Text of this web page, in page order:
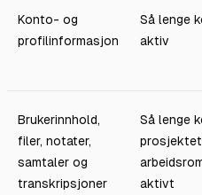
Konto- og
profilinformasjon
Så lenge
aktiv
Brukerinnhold,
filer, notater,
samtaler og
transkripsjoner
Så lenge
aktivt